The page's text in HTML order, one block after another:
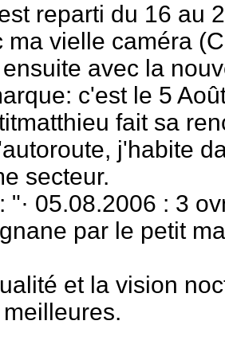
reparti du 16 au
ma vielle caméra
avec la
c'est le 5
fait sa
j'habite
secteur.
"· 05.08.2006 : 3
par le petit
et la vision